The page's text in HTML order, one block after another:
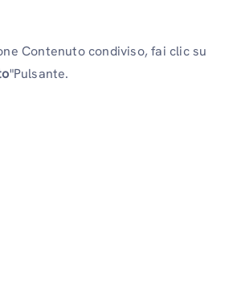
Contenuto condiviso, fai clic su
"Pulsante.